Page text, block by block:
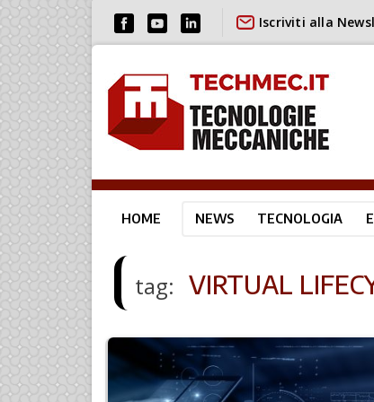
Iscriviti alla
HOME NEWS TECNOLOGIA
tag: VIRTUAL